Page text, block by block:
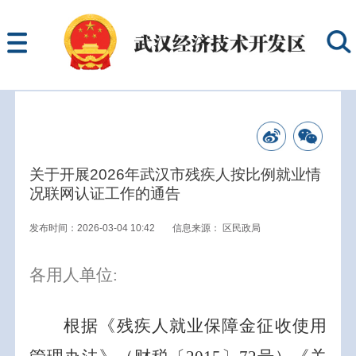
关于开展2026年武汉市残疾人按比例就业情
况联网认证工作的通告
发布时间：2026-03-04 10:42 信息来源： 区民政局
各用人单位:
根据《残疾人就业保障金征收使用